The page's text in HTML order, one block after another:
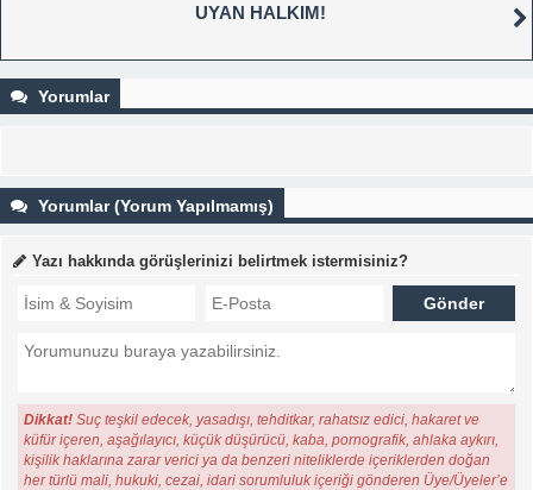
UYAN HALKIM!
Yorumlar
Yorumlar (Yorum Yapılmamış)
Yazı hakkında görüşlerinizi belirtmek istermisiniz?
Dikkat! Suç teşkil edecek, yasadışı, tehditkar, rahatsız edici, hakaret ve
küfür içeren, aşağılayıcı, küçük düşürücü, kaba, pornografik, ahlaka aykırı,
kişilik haklarına zarar verici ya da benzeri niteliklerde içeriklerden doğan
her türlü mali, hukuki, cezai, idari sorumluluk içeriği gönderen Üye/Üyeler’e